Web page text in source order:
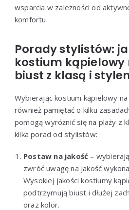
wsparcia w zależności od
komfortu.
Porady stylistów:
kostium kąpielowy
biust z klasą i
Wybierając kostium kąpielowy na
również pamiętać o kilku
pomogą wyróżnić się na plaży z
kilka porad od stylistów:
Postaw na jakość –
zwróć uwagę na jakość
Wysokiej jakości kostiumy
podtrzymują biust i dłużej
oraz kolor.